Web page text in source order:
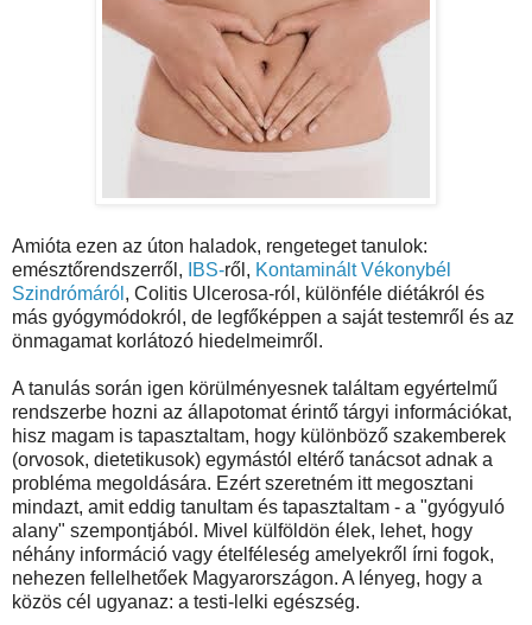
Amióta ezen az úton haladok, rengeteget tanulok:
emésztőrendszerről,
IBS-ről, Kontaminált Vékonybél
Szindrómáról , Colitis Ulcerosa-ról, különféle diétákról és
más gyógymódokról, de legfőképpen a saját testemről és az
önmagamat korlátozó hiedelmeimről.
A tanulás során igen körülményesnek találtam egyértelmű
rendszerbe hozni az állapotomat érintő tárgyi információkat,
hisz magam is tapasztaltam, hogy különböző szakemberek
(orvosok, dietetikusok) egymástól eltérő tanácsot adnak a
probléma megoldására. Ezért szeretném itt megosztani
mindazt, amit eddig tanultam és tapasztaltam - a "gyógyuló
alany" szempontjából. Mivel külföldön élek, lehet, hogy
néhány információ vagy ételféleség amelyekről írni fogok,
nehezen fellelhetőek Magyarországon. A lényeg, hogy a
közös cél ugyanaz: a testi-lelki egészség.